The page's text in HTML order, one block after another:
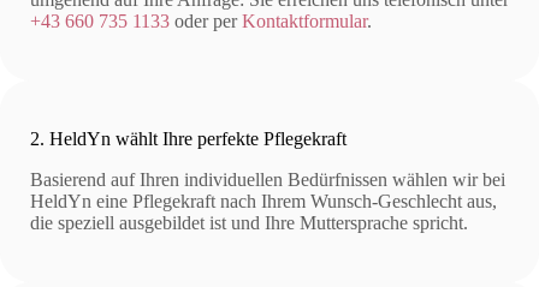
+43 660 735 1133 oder perKontaktformular.
2. HeldYn wählt Ihre perfekte Pflegekraft
Basierend auf Ihren individuellen Bedürfnissen wählen wir bei
HeldYn eine Pflegekraft nach Ihrem Wunsch-Geschlecht aus,
die speziell ausgebildet ist und Ihre Muttersprache spricht.